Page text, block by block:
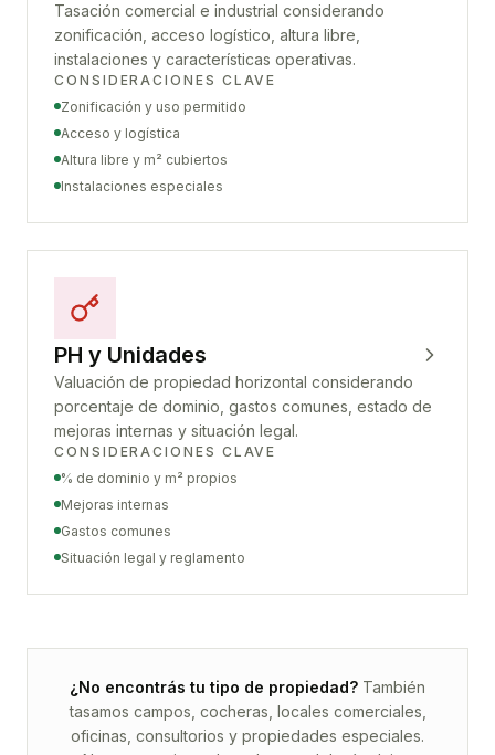
Tasación comercial e industrial considerando
zonificación, acceso logístico, altura libre,
instalaciones y características operativas.
CONSIDERACIONES CLAVE
Zonificación y uso permitido
Acceso y logística
Altura libre y m² cubiertos
Instalaciones especiales
PH y Unidades
Valuación de propiedad horizontal considerando
porcentaje de dominio, gastos comunes, estado de
mejoras internas y situación legal.
CONSIDERACIONES CLAVE
% de dominio y m² propios
Mejoras internas
Gastos comunes
Situación legal y reglamento
¿No encontrás tu tipo de propiedad? También
tasamos campos, cocheras, locales comerciales,
oficinas, consultorios y propiedades especiales.